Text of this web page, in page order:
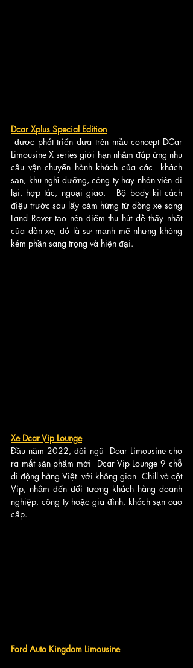
Dcar Xplus Special Edition
Limousine X series giới hạn nhằm đáp ứng nhu
cầu vận chuyển hành khách của các  khách
sạn, khu nghỉ dưỡng, công ty hay nhân viên đi
lại. hợp tác, ngoại giao.   Bộ body kit cách
điệu trước sau lấy cảm hứng từ dòng xe sang
Land Rover tạo nên điểm thu hút dễ thấy nhất
của dàn xe, đó là sự mạnh mẽ nhưng không
kém phần sang trọng và hiện đại.
Xe Dcar Vip Lounge
Đầu năm 2022, đội ngũ  Dcar Limousine cho
ra mắt sản phẩm mới  Dcar Vip Lounge 9 chỗ
di động hàng Việt  với không gian  Chill và cột
Vip, nhắm đến đối tượng khách hàng doanh
nghiệp, công ty hoặc gia đình, khách sạn cao
cấp.
Ford Auto Kingdom Limousine